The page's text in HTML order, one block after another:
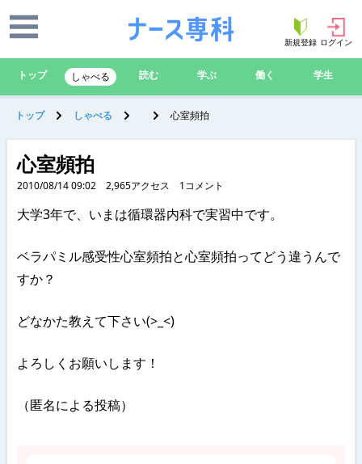
新規登録 ログイン
トップ しゃべる 読む 学ぶ 働く 学生
トップ しゃべる 心室頻拍
心室頻拍
2010/08/14 09:02 2,965アクセス 1コメント
大学3年で、いまは循環器内科で実習中です。
ベラパミル感受性心室頻拍と心室頻拍ってどう違うんで
すか？
どなかた教えて下さい(>_<)
よろしくお願いします！
（匿名による投稿）